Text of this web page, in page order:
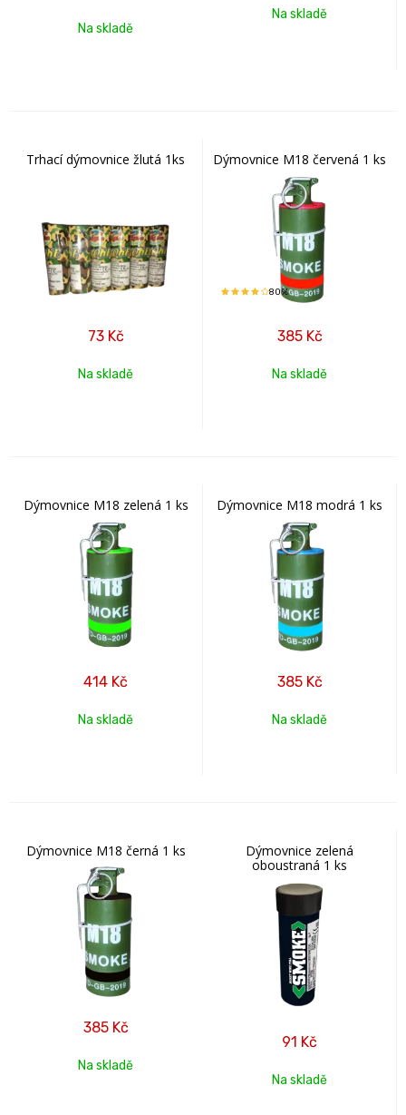
Na skladě
Na skladě
Trhací dýmovnice žlutá 1ks
73 Kč
Na skladě
Dýmovnice M18 červená 1 ks
80%
385 Kč
Na skladě
Dýmovnice M18 zelená 1 ks
414 Kč
Na skladě
Dýmovnice M18 modrá 1 ks
385 Kč
Na skladě
Dýmovnice M18 černá 1 ks
385 Kč
Na skladě
Dýmovnice zelená
oboustraná 1 ks
91 Kč
Na skladě